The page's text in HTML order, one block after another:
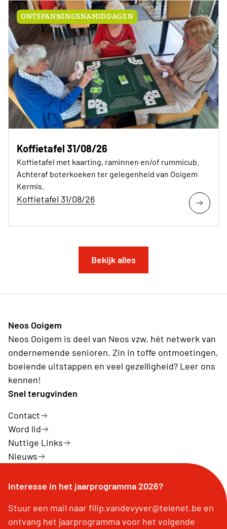
ONTSPANNINGSNAMIDDAGEN
Koffietafel 31/08/26
Koffietafel met kaarting, raminnen en/of rummicub.
Achteraf boterkoeken ter gelegenheid van Ooigem
Kermis.
Koffietafel 31/08/26
Bekijk alles
Neos Ooigem
Neos Ooigem is deel van Neos vzw, hét netwerk van
ondernemende senioren. Zin in toffe ontmoetingen,
boeiende uitstappen en veel gezelligheid? Leer ons
kennen!
Snel terugvinden
Contact
Word lid
Nuttige Links
Nieuws
Interesse in het jaarprogramma 2026?
Stuur een mail naar filip.vandevyver@telenet.be en
ontvang het jaarprogramma voor het volgende